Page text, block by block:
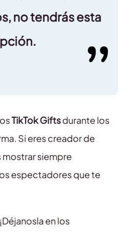
no tendrás esta
TikTok Giftsdurante los
Si eres creador de
siempre
espectadores que te
en los